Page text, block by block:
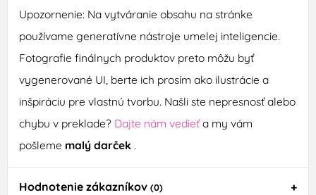
Upozornenie: Na vytváranie obsahu na stránke
používame generatívne nástroje umelej inteligencie.
Fotografie finálnych produktov preto môžu byť
vygenerované UI, berte ich prosím ako ilustrácie a
inšpiráciu pre vlastnú tvorbu. Našli ste nepresnosť alebo
chybu v preklade? Dajte nám vedieťa my vám
pošleme malý darček .
Hodnotenie zákazníkov (0)